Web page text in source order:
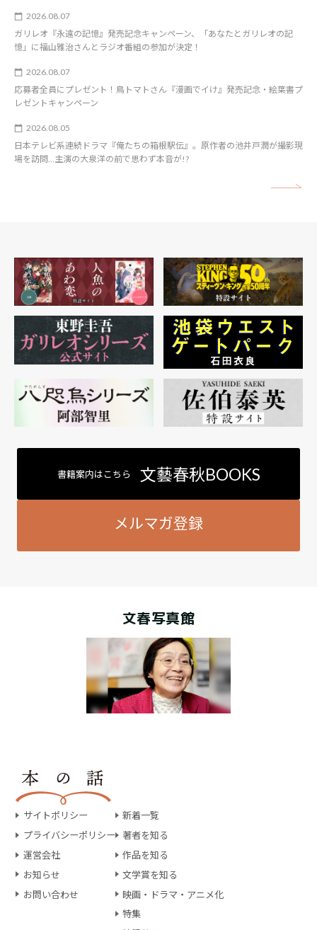
2026.08.07
ガリレオ『永遠の記憶』発売記念キャンペーン、「あなたとガリレオの記
憶」に福山雅治さんとラジオ番組の参加が決定！
2026.08.07
応募者全員にプレゼント！鳥トマトさん『漫画でイけ』発売記念・絵葉書プ
レゼントキャンペーン
2026.08.05
日本テレビ系連続ドラマ『俺たちの箱根駅伝』。原作者の池井戸潤が撮影現
場を訪問…主演の大泉洋の前で思わず本音が!?
書籍案内はこちら 文藝春秋BOOKS
メルマガ登録
文春写真館
サイトポリシー
プライバシーポリシー
運営会社
お知らせ
お問い合わせ
新着一覧
著者を知る
作品を知る
文学賞を知る
映画・ドラマ・アニメ化
特集